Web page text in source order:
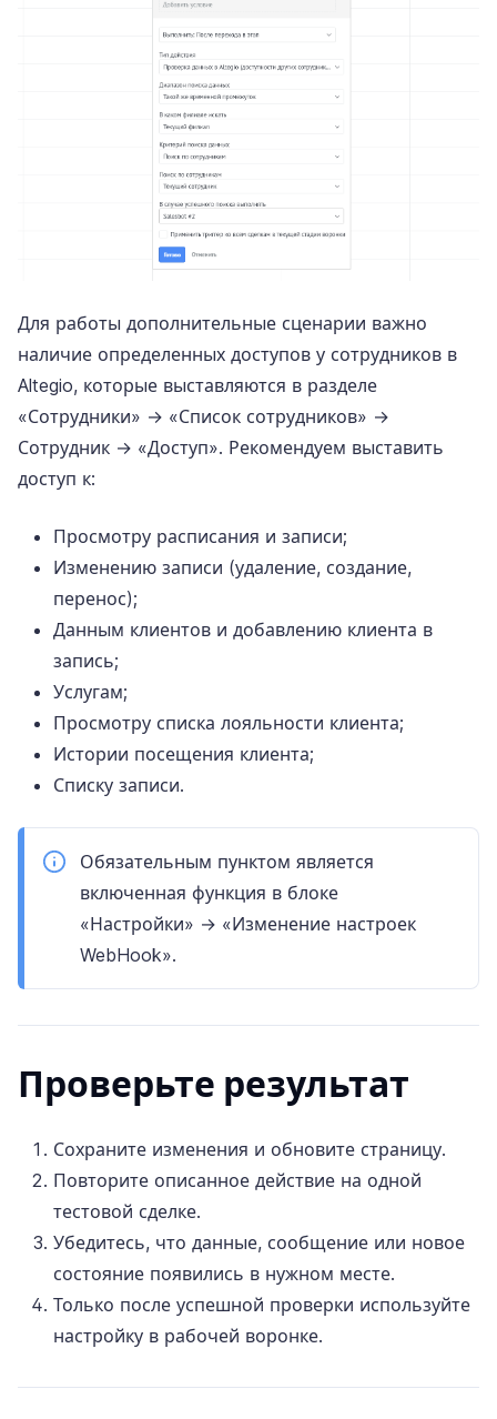
Для работы дополнительные сценарии важно
наличие определенных доступов у сотрудников в
Altegio, которые выставляются в разделе
«Сотрудники» → «Список сотрудников» →
Сотрудник → «Доступ». Рекомендуем выставить
доступ к:
Просмотру расписания и записи;
Изменению записи (удаление, создание,
перенос);
Данным клиентов и добавлению клиента в
запись;
Услугам;
Просмотру списка лояльности клиента;
Истории посещения клиента;
Списку записи.
Обязательным пунктом является
включенная функция в блоке
«Настройки» → «Изменение настроек
WebHook».
Проверьте результат
Сохраните изменения и обновите страницу.
Повторите описанное действие на одной
тестовой сделке.
Убедитесь, что данные, сообщение или новое
состояние появились в нужном месте.
Только после успешной проверки используйте
настройку в рабочей воронке.